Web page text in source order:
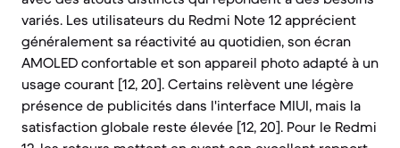
variés. Les utilisateurs du Redmi Note 12 apprécient
généralement sa réactivité au quotidien, son écran
AMOLED confortable et son appareil photo adapté à un
usage courant [12, 20]. Certains relèvent une légère
présence de publicités dans l'interface MIUI, mais la
satisfaction globale reste élevée [12, 20]. Pour le Redmi